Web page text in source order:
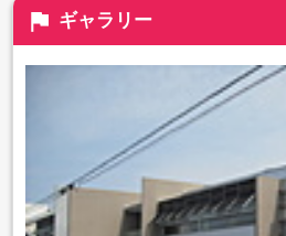
flag ギャラリー